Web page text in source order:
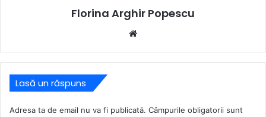
Florina Arghir Popescu
Lasă un răspuns
Adresa ta de email nu va fi publicată. Câmpurile obligatorii sunt